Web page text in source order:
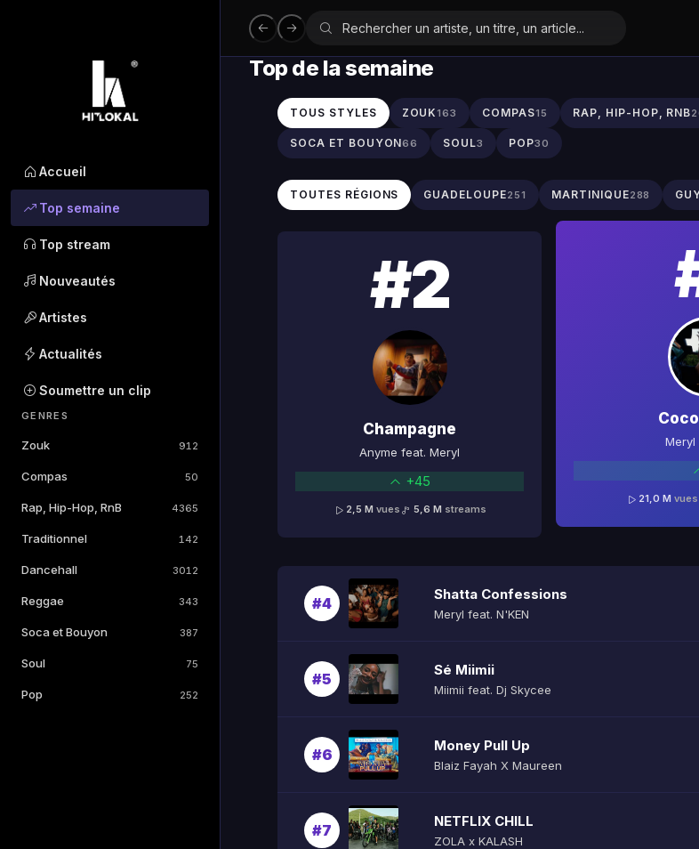
Accueil
Top semaine
Top stream
Nouveautés
Artistes
Actualités
Soumettre un clip
GENRES
Zouk 912
Compas 50
Rap, Hip-Hop, RnB 4365
Traditionnel 142
Dancehall 3012
Reggae 343
Soca et Bouyon 387
Soul 75
Pop 252
Top de la semaine
TOUS STYLES ZOUK163 COMPAS15 RAP, HIP-HOP, RNB
SOCA ET BOUYON66 SOUL3 POP30
TOUTES RÉGIONS GUADELOUPE251 MARTINIQUE288
#2
Champagne
Anyme feat. Meryl
+45
2,5 M vues 5,6 M streams
Meryl
21,0 Mvues
#4
Shatta Confessions
Meryl feat. N'KEN
#5
Sé Miimii
Miimii feat. Dj Skycee
#6
Money Pull Up
Blaiz Fayah X Maureen
#7
NETFLIX CHILL
ZOLA x KALASH